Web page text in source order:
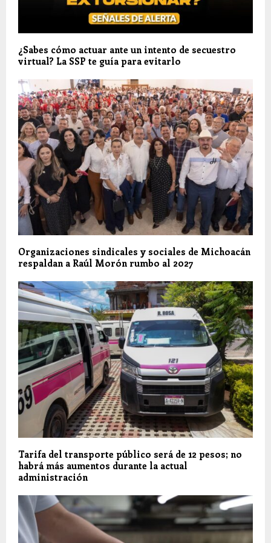
¿Sabes cómo actuar ante un intento de secuestro
virtual? La SSP te guía para evitarlo
Organizaciones sindicales y sociales de Michoacán
respaldan a Raúl Morón rumbo al 2027
Tarifa del transporte público será de 12 pesos; no
habrá más aumentos durante la actual
administración